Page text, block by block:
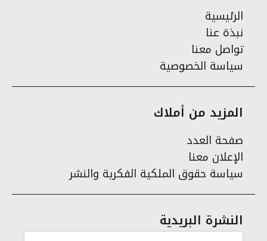
الرئيسية
نبذة عنا
تواصل معنا
سياسة الخصوصية
المزيد من أملاك
صفحة العدد
الإعلان معنا
سياسة حقوق الملكية الفكرية والنشر
النشرة البريدية